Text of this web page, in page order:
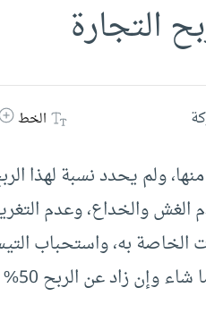
التجارة
الخط
منها، ولم يحدد نسبة
الغش والخداع، وعدم
به، واستحباب
وإن زاد عن الربح 50%